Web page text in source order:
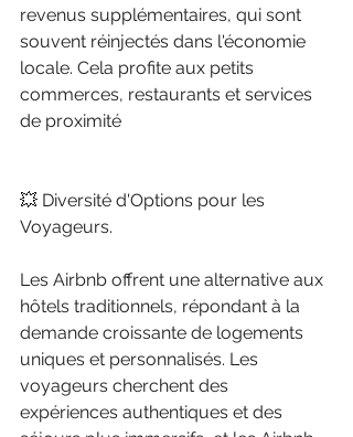
revenus supplémentaires, qui sont
souvent réinjectés dans l'économie
locale. Cela profite aux petits
commerces, restaurants et services
de proximité
💥 Diversité d'Options pour les
Voyageurs.
Les Airbnb offrent une alternative aux
hôtels traditionnels, répondant à la
demande croissante de logements
uniques et personnalisés. Les
voyageurs cherchent des
expériences authentiques et des